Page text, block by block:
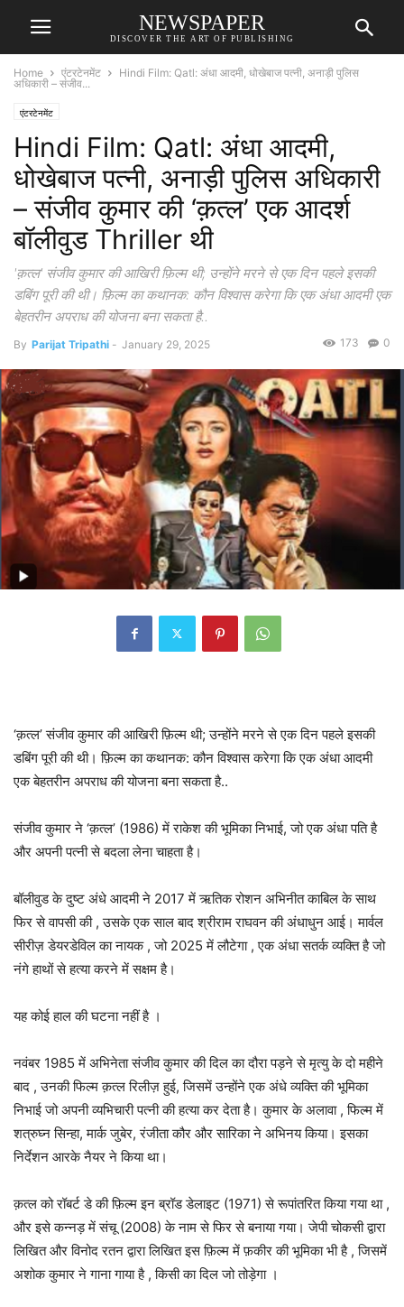
NEWSPAPER
DISCOVER THE ART OF PUBLISHING
Home एंटरटेनमेंट
Hindi Film: Qatl: अंधा आदमी, धोखेबाज पत्नी, अनाड़ी पुलिस
अधिकारी – संजीव...
एंटरटेनमेंट
Hindi Film: Qatl: अंधा आदमी,
धोखेबाज पत्नी, अनाड़ी पुलिस अधिकारी
– संजीव कुमार की ‘क़त्ल’ एक आदर्श
बॉलीवुड Thriller थी
'क़त्ल' संजीव कुमार की आखिरी फ़िल्म थी; उन्होंने मरने से एक दिन पहले इसकी
डबिंग पूरी की थी। फ़िल्म का कथानक: कौन विश्वास करेगा कि एक अंधा आदमी एक
बेहतरीन अपराध की योजना बना सकता है..
By Parijat Tripathi - January 29, 2025 0
173
‘क़त्ल’ संजीव कुमार की आखिरी फ़िल्म थी; उन्होंने मरने से एक दिन पहले इसकी
डबिंग पूरी की थी। फ़िल्म का कथानक: कौन विश्वास करेगा कि एक अंधा आदमी
एक बेहतरीन अपराध की योजना बना सकता है..
संजीव कुमार ने ‘क़त्ल’ (1986) में राकेश की भूमिका निभाई, जो एक अंधा पति है
और अपनी पत्नी से बदला लेना चाहता है।
बॉलीवुड के दुष्ट अंधे आदमी ने 2017 में ऋतिक रोशन अभिनीत काबिल के साथ
फिर से वापसी की , उसके एक साल बाद श्रीराम राघवन की अंधाधुन आई। मार्वल
सीरीज़ डेयरडेविल का नायक , जो 2025 में लौटेगा , एक अंधा सतर्क व्यक्ति है जो
नंगे हाथों से हत्या करने में सक्षम है।
यह कोई हाल की घटना नहीं है ।
नवंबर 1985 में अभिनेता संजीव कुमार की दिल का दौरा पड़ने से मृत्यु के दो महीने
बाद , उनकी फिल्म क़त्ल रिलीज़ हुई, जिसमें उन्होंने एक अंधे व्यक्ति की भूमिका
निभाई जो अपनी व्यभिचारी पत्नी की हत्या कर देता है। कुमार के अलावा , फिल्म में
शत्रुघ्न सिन्हा, मार्क जुबेर, रंजीता कौर और सारिका ने अभिनय किया। इसका
निर्देशन आरके नैयर ने किया था।
क़त्ल को रॉबर्ट डे की फ़िल्म इन ब्रॉड डेलाइट (1971) से रूपांतरित किया गया था ,
और इसे कन्नड़ में संचू (2008) के नाम से फिर से बनाया गया। जेपी चोकसी द्वारा
लिखित और विनोद रतन द्वारा लिखित इस फ़िल्म में फ़कीर की भूमिका भी है , जिसमें
अशोक कुमार ने गाना गाया है , किसी का दिल जो तोड़ेगा ।